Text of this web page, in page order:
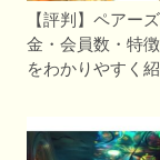
【評判】ペアー
金・会員数・特
をわかりやすく